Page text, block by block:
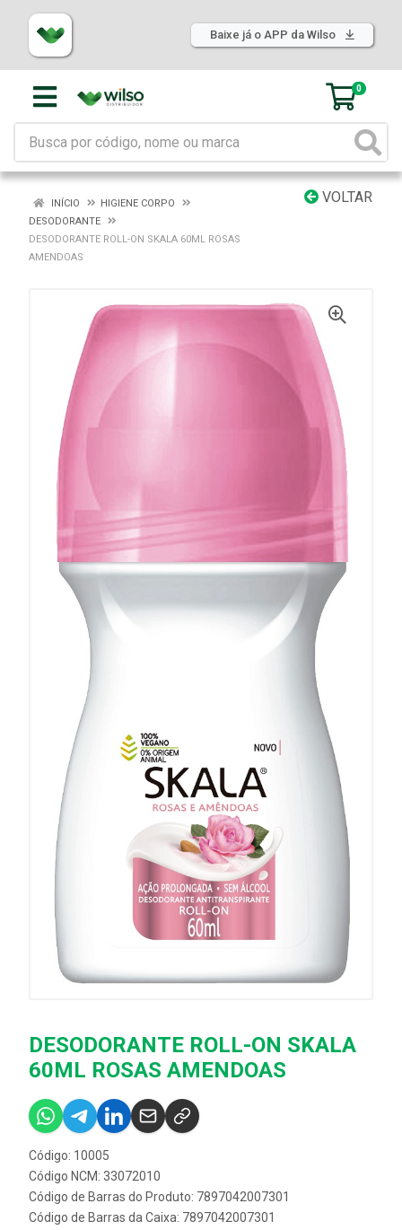
Baixe já o APP da Wilso
0
VOLTAR
INÍCIO
HIGIENE CORPO
DESODORANTE
DESODORANTE ROLL-ON SKALA 60ML ROSAS
AMENDOAS
DESODORANTE ROLL-ON SKALA
60ML ROSAS AMENDOAS
Código: 10005
Código NCM: 33072010
Código de Barras do Produto: 7897042007301
Código de Barras da Caixa: 7897042007301